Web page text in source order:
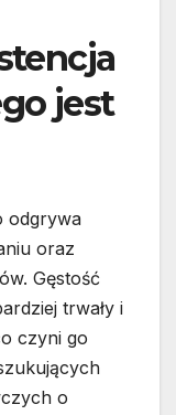
jest
odgrywa
oraz
Gęstość
trwały i
czyni go
o